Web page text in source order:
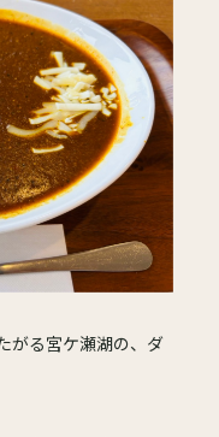
がる宮ケ瀬湖の、ダ